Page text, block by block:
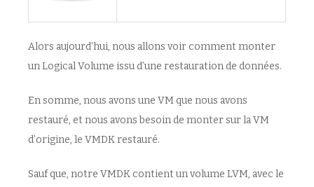
Alors aujourd’hui, nous allons voir comment monter
un Logical Volume issu d’une restauration de données.
En somme, nous avons une VM que nous avons
restauré, et nous avons besoin de monter sur la VM
d’origine, le VMDK restauré.
Sauf que, notre VMDK contient un volume LVM, avec le